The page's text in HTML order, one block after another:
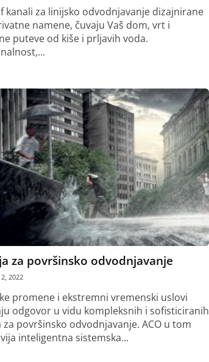
kanali za linijsko odvodnjavanje dizajnirane
namene, čuvaju Vaš dom, vrt i
puteve od kiše i prljavih voda.
za površinsko odvodnjavanje
2022
promene i ekstremni vremenski uslovi
odgovor u vidu kompleksnih i sofisticiranih
za površinsko odvodnjavanje. ACO u tom
inteligentna sistemska...